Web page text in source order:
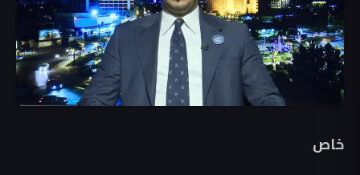
خاص